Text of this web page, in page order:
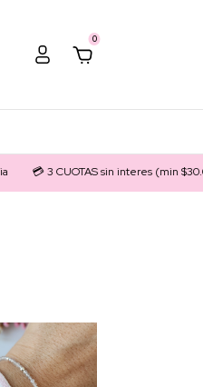
0
sin interes (min $30.000) 💰20%